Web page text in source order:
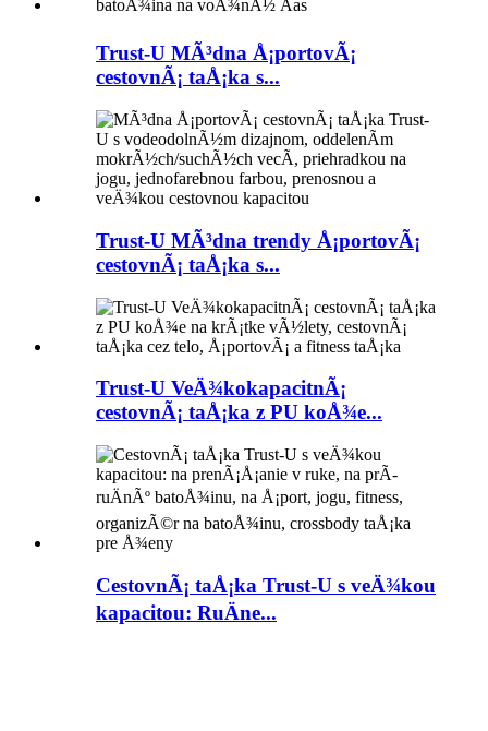
Trust-U MÃ³dna Å¡portovÃ¡
cestovnÃ¡ taÅ¡ka s...
Trust-U MÃ³dna trendy Å¡portovÃ¡
cestovnÃ¡ taÅ¡ka s...
Trust-U VeÄ¾kokapacitnÃ¡
cestovnÃ¡ taÅ¡ka z PU koÅ¾e...
CestovnÃ¡ taÅ¡ka Trust-U s veÄ¾kou
kapacitou: RuÄne...